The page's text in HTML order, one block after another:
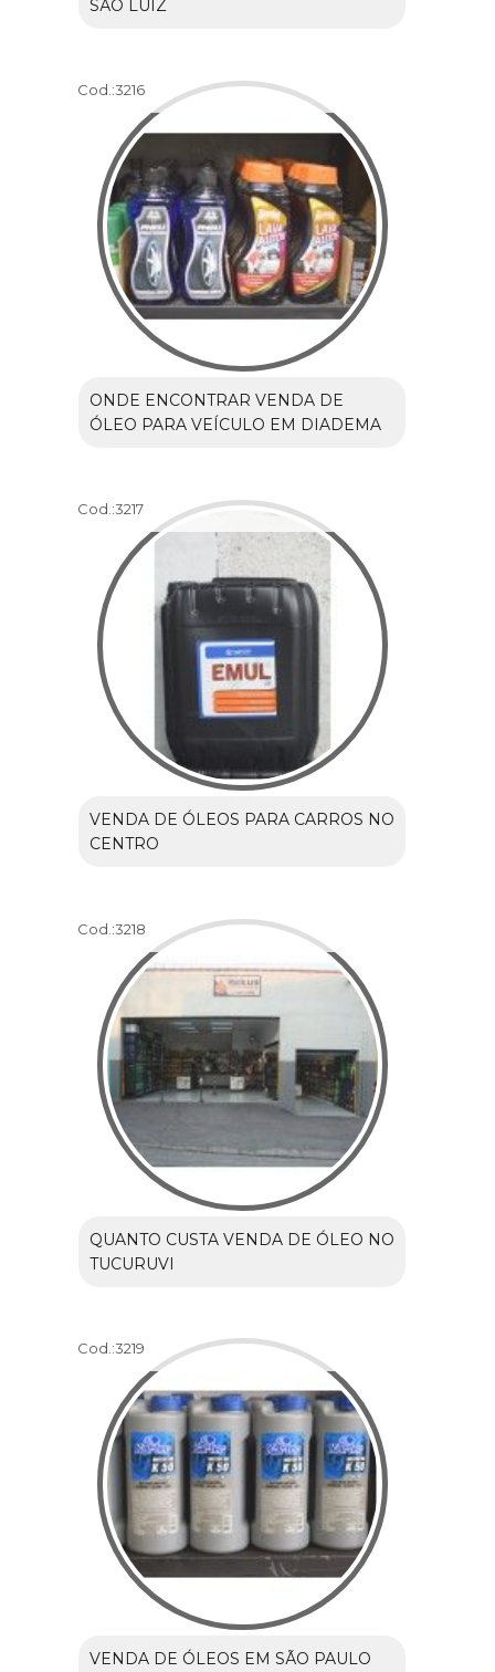
SÃO LUIZ
Cod.:3216
ONDE ENCONTRAR VENDA DE
ÓLEO PARA VEÍCULO EM DIADEMA
Cod.:3217
VENDA DE ÓLEOS PARA CARROS NO
CENTRO
Cod.:3218
QUANTO CUSTA VENDA DE ÓLEO NO
TUCURUVI
Cod.:3219
VENDA DE ÓLEOS EM SÃO PAULO